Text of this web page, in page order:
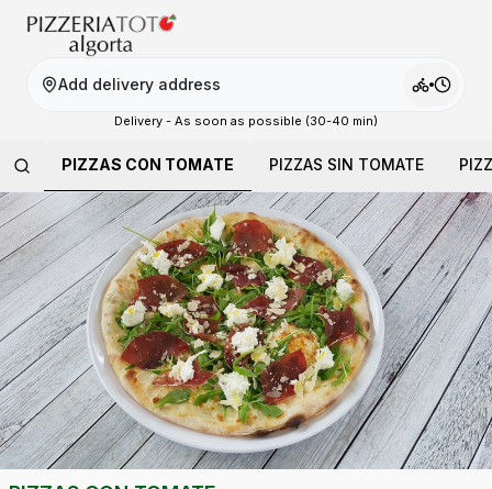
Add delivery address
Delivery - As soon as possible (30-40 min)
PIZZAS CON TOMATE PIZZAS SIN TOMATE